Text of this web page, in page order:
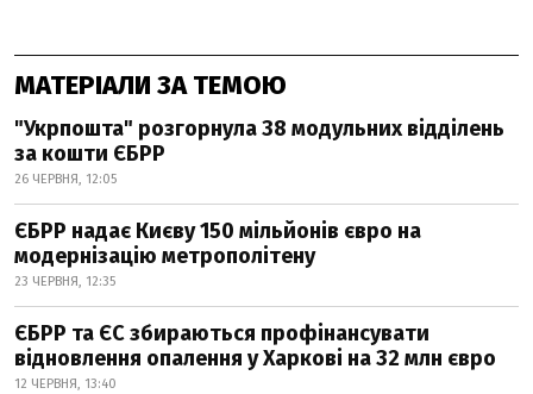
МАТЕРІАЛИ ЗА ТЕМОЮ
"Укрпошта" розгорнула 38 модульних відділень
за кошти ЄБРР
26 ЧЕРВНЯ, 12:05
ЄБРР надає Києву 150 мільйонів євро на
модернізацію метрополітену
23 ЧЕРВНЯ, 12:35
ЄБРР та ЄС збираються профінансувати
відновлення опалення у Харкові на 32 млн євро
12 ЧЕРВНЯ, 13:40